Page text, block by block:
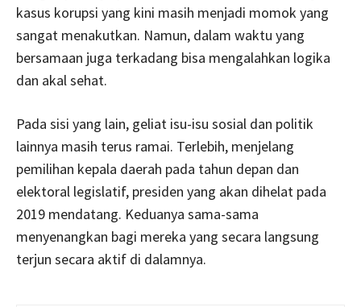
kasus korupsi yang kini masih menjadi momok yang
sangat menakutkan. Namun, dalam waktu yang
bersamaan juga terkadang bisa mengalahkan logika
dan akal sehat.
Pada sisi yang lain, geliat isu-isu sosial dan politik
lainnya masih terus ramai. Terlebih, menjelang
pemilihan kepala daerah pada tahun depan dan
elektoral legislatif, presiden yang akan dihelat pada
2019 mendatang. Keduanya sama-sama
menyenangkan bagi mereka yang secara langsung
terjun secara aktif di dalamnya.